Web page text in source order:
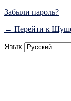
Забыли пароль?
← Перейти к
Язык